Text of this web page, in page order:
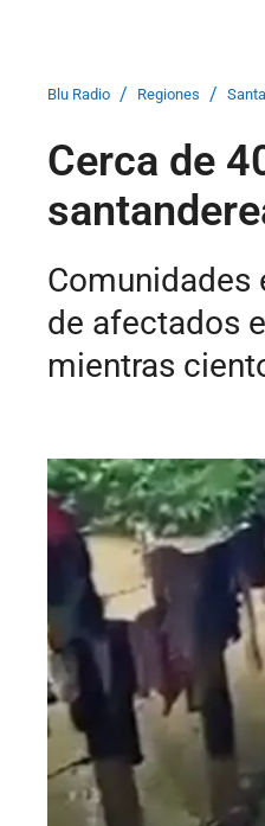
Blu Radio / Regiones /
Cerca de
Comunidades
de afectados
mientras